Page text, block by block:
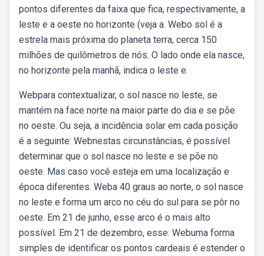
pontos diferentes da faixa que fica, respectivamente, a
leste e a oeste no horizonte (veja a. Webo sol é a
estrela mais próxima do planeta terra, cerca 150
milhões de quilômetros de nós. O lado onde ela nasce,
no horizonte pela manhã, indica o leste e.
Webpara contextualizar, o sol nasce no leste, se
mantém na face norte na maior parte do dia e se põe
no oeste. Ou seja, a incidência solar em cada posição
é a seguinte: Webnestas circunstâncias, é possível
determinar que o sol nasce no leste e se põe no
oeste. Mas caso você esteja em uma localização e
época diferentes. Weba 40 graus ao norte, o sol nasce
no leste e forma um arco no céu do sul para se pôr no
oeste. Em 21 de junho, esse arco é o mais alto
possível. Em 21 de dezembro, esse. Webuma forma
simples de identificar os pontos cardeais é estender o